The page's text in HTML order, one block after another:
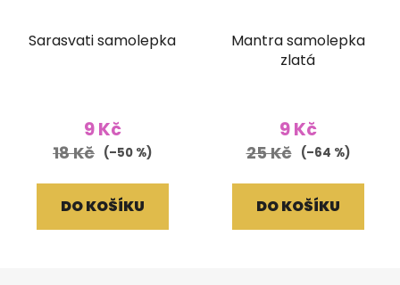
Sarasvati samolepka
9 Kč
18 Kč (–50 %)
DO KOŠÍKU
Mantra samolepka
zlatá
9 Kč
25 Kč (–64 %)
DO KOŠÍKU